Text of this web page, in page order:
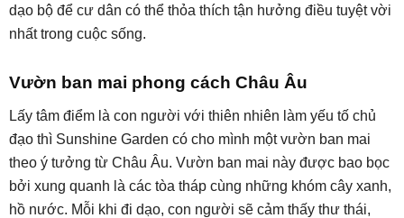
dạo bộ để cư dân có thể thỏa thích tận hưởng điều tuyệt vời
nhất trong cuộc sống.
Vườn ban mai phong cách Châu Âu
Lấy tâm điểm là con người với thiên nhiên làm yếu tố chủ
đạo thì Sunshine Garden có cho mình một vườn ban mai
theo ý tưởng từ Châu Âu. Vườn ban mai này được bao bọc
bởi xung quanh là các tòa tháp cùng những khóm cây xanh,
hồ nước. Mỗi khi đi dạo, con người sẽ cảm thấy thư thái,